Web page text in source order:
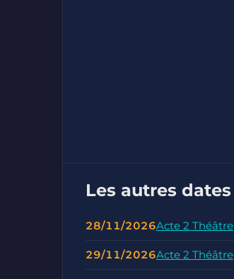
Les autres
28/11/2026Acte 2 Théâtre
29/11/2026Acte 2 Théâtre